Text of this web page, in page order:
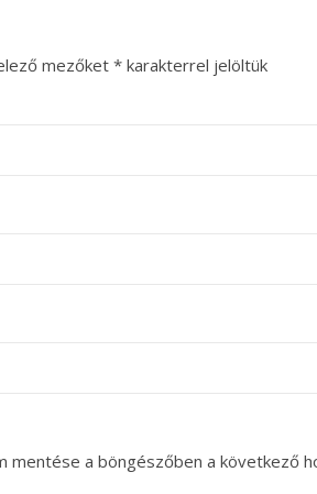
mezőket * karakterrel jelöltük
mentése a böngészőben a következő